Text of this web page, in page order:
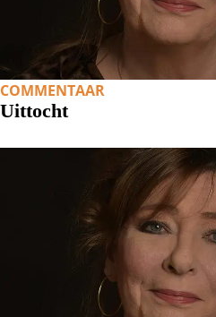
COMMENTAAR
Uittocht